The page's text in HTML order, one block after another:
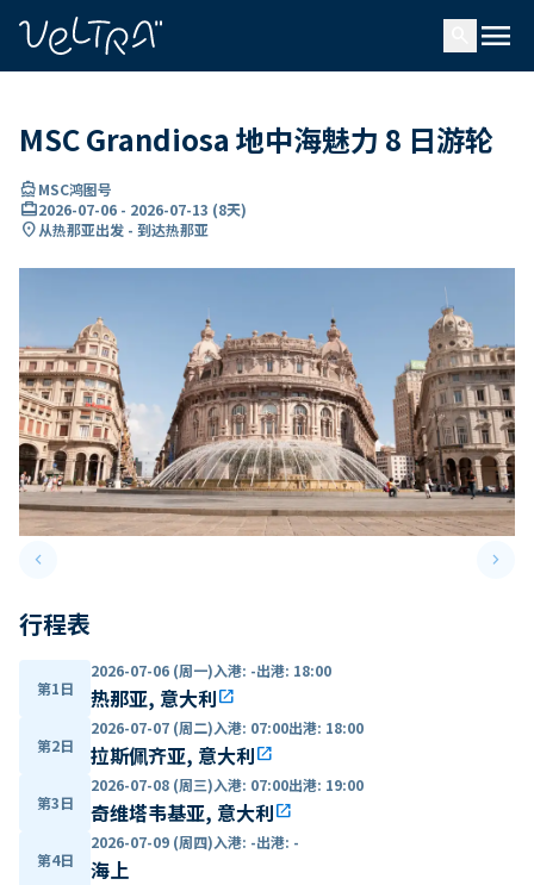
menu
MSC Grandiosa 地中海魅力 8 日游轮
directions_boatMSC鸿图号
card_travel2026-07-06 - 2026-07-13 (8天)
location_on从热那亚出发 - 到达热那亚
keyboard_arrow_leftPrevious slide keyboard_arrow_right
行程表
第1日
2026-07-06 (周一)入港: -出港: 18:00
热那亚, 意大利open_in_new
第2日
2026-07-07 (周二)入港: 07:00出港: 18:00
拉斯佩齐亚, 意大利open_in_new
第3日
2026-07-08 (周三)入港: 07:00出港: 19:00
奇维塔韦基亚, 意大利open_in_new
第4日
2026-07-09 (周四)入港: -出港: -
海上